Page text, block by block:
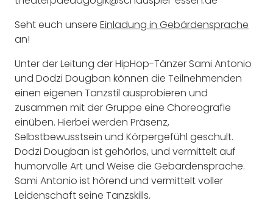
Seht euch unsere Einladung in Gebärdensprache
an!
Unter der Leitung der HipHop-Tänzer Sami Antonio
und Dodzi Dougban können die Teilnehmenden
einen eigenen Tanzstil ausprobieren und
zusammen mit der Gruppe eine Choreografie
einüben. Hierbei werden Präsenz,
Selbstbewusstsein und Körpergefühl geschult.
Dodzi Dougban ist gehörlos, und vermittelt auf
humorvolle Art und Weise die Gebärdensprache.
Sami Antonio ist hörend und vermittelt voller
Leidenschaft seine Tanzskills.